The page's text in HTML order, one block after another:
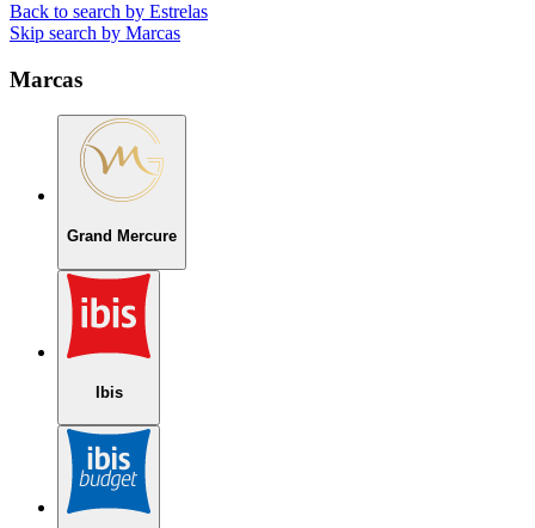
Back to search by Estrelas
Skip search by Marcas
Marcas
Grand Mercure
Ibis